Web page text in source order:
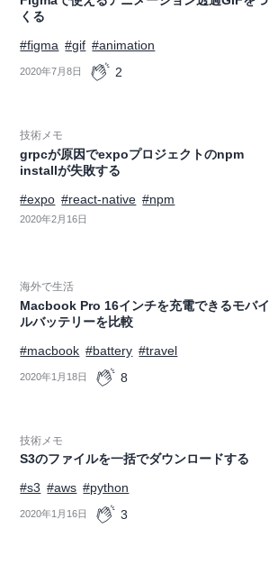
くる
#figma #gif #animation
2020年7月8日 2
技術メモ
grpcが原因でexpoプロジェクトのnpm
installが失敗する
#expo #react-native #npm
2020年2月16日
海外で生活
Macbook Pro 16インチを充電できるモバイ
ルバッテリーを比較
#macbook #battery #travel
2020年1月18日 8
技術メモ
S3のファイルを一括でダウンロードする
#s3 #aws #python
2020年1月16日 3